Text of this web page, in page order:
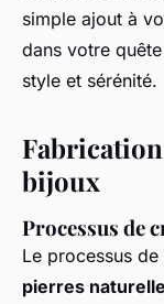
simple ajout à
dans votre
style et sérénité.
bijoux
Processus de
Le processus
pierres